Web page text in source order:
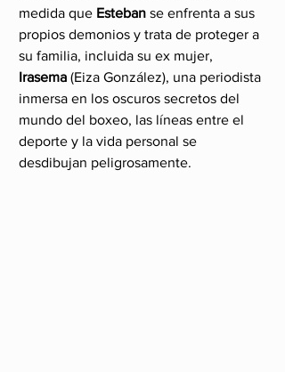
medida que Esteban se enfrenta a sus
propios demonios y trata de proteger a
su familia, incluida su ex mujer,
Irasema (Eiza González), una periodista
inmersa en los oscuros secretos del
mundo del boxeo, las líneas entre el
deporte y la vida personal se
desdibujan peligrosamente.